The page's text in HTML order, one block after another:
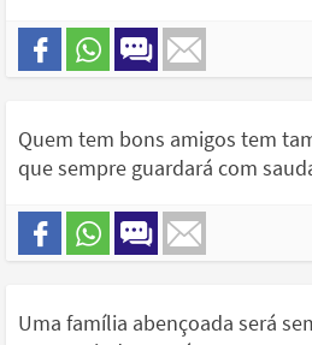
Quem tem bons amigos tem
que sempre guardará com
Uma família abençoada será